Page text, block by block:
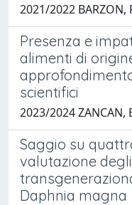
2021/2022 BARZON,
Presenza e
alimenti di
scientifici
2023/2024 ZANCAN,
Saggio su
valutazione
Daphnia magna